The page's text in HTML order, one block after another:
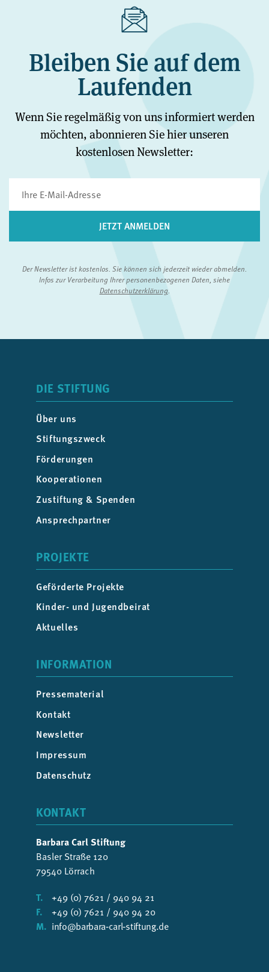
Bleiben Sie auf dem
Laufenden
Wenn Sie regelmäßig von uns informiert werden
möchten, abonnieren Sie hier unseren
kostenlosen Newsletter:
Der Newsletter ist kostenlos. Sie können sich jederzeit wieder abmelden.
Infos zur Verarbeitung Ihrer personenbezogenen Daten, siehe
Datenschutzerklärung.
DIE STIFTUNG
Über uns
Stiftungszweck
Förderungen
Kooperationen
Zustiftung & Spenden
Ansprechpartner
PROJEKTE
Geförderte Projekte
Kinder- und Jugendbeirat
Aktuelles
INFORMATION
Pressematerial
Kontakt
Newsletter
Impressum
Datenschutz
KONTAKT
Barbara Carl Stiftung
Basler Straße 120
79540 Lörrach
T. +49 (0) 7621 / 940 94 21
F. +49 (0) 7621 / 940 94 20
M. info@barbara‑carl‑stiftung.de